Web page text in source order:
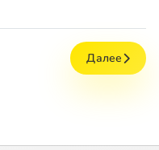
Далее